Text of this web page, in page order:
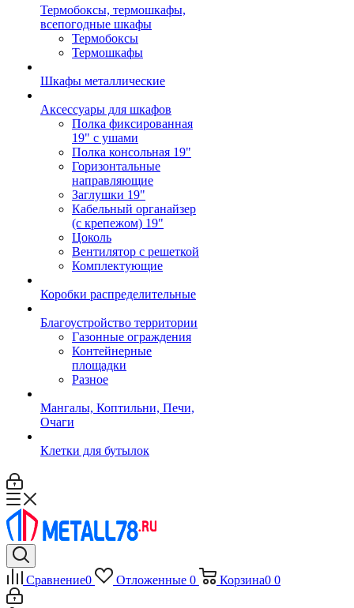
Термобоксы, термошкафы,
всепогодные шкафы
Термобоксы
Термошкафы
Шкафы металлические
Аксессуары для шкафов
Полка фиксированная
19" с ушами
Полка консольная 19"
Горизонтальные
направляющие
Заглушки 19"
Кабельный органайзер
(с крепежом) 19"
Цоколь
Вентилятор с решеткой
Комплектующие
Коробки распределительные
Благоустройство территории
Газонные ограждения
Контейнерные
площадки
Разное
Мангалы, Коптильни, Печи,
Очаги
Клетки для бутылок
Сравнение0 Отложенные 0 Корзина0 0